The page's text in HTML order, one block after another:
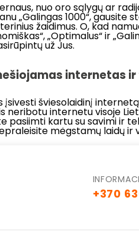
nuo oro sąlygų ar
„Galingas 1000“,
žaidimus. O, kad
„Optimalus“ ir
už Jus.
internetas
šviesolaidinį
neribotu internetu visoje
pasiimti kartu su savimi ir
mėgstamų laidų
+370